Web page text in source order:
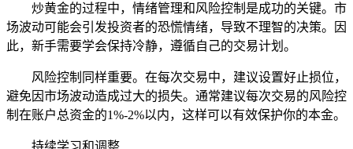
炒黄金的过程中，情绪管理和风险控制是成功的关键。市
场波动可能会引发投资者的恐慌情绪，导致不理智的决策。因
此，新手需要学会保持冷静，遵循自己的交易计划。
风险控制同样重要。在每次交易中，建议设置好止损位，
避免因市场波动造成过大的损失。通常建议每次交易的风险控
制在账户总资金的1%-2%以内，这样可以有效保护你的本金。
持续学习和调整